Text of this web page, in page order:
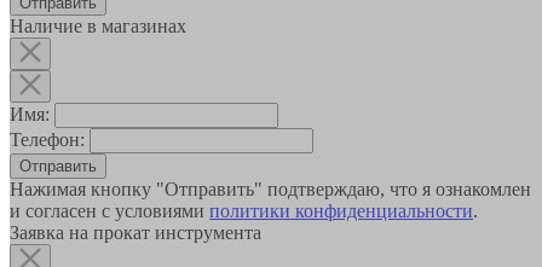
Наличие в магазинах
Имя:
Телефон:
Отправить
Нажимая кнопку "Отправить" подтверждаю, что я ознакомлен
и согласен с условиями политики конфиденциальности.
Заявка на прокат инструмента